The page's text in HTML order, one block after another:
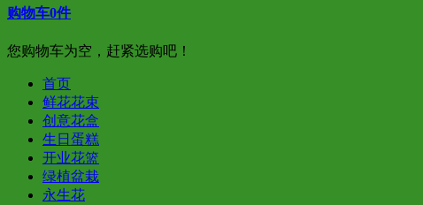
购物车0件
您购物车为空，赶紧选购吧！
首页
鲜花花束
创意花盒
生日蛋糕
开业花篮
绿植盆栽
永生花